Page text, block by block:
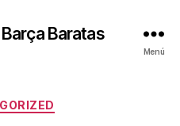
Baratas
Menú
Categorías